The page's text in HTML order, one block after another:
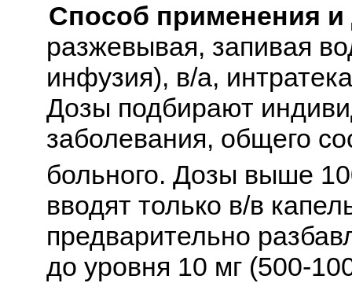
Способ применения
разжевывая, запивая
инфузия), в/а,
Дозы подбирают
заболевания, общего
больного. Дозы выше
вводят только в/в
предварительно
до уровня 10 мг (500-